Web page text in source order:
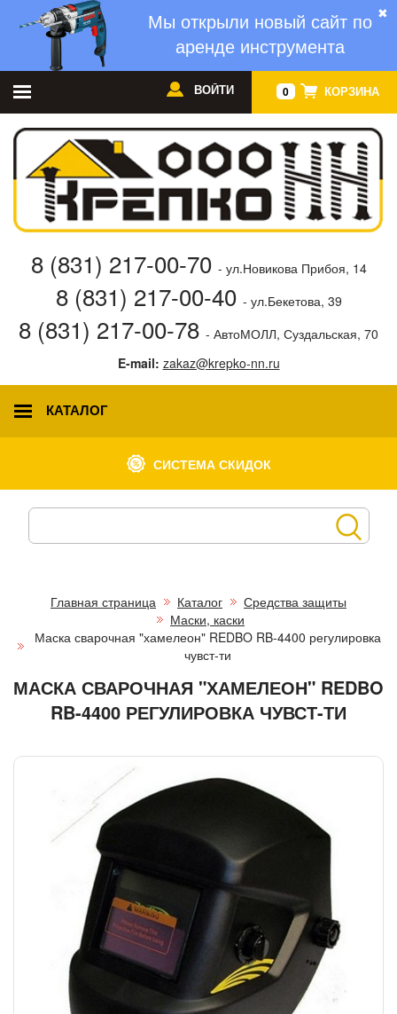
✖
Мы открыли новый сайт по
аренде инструмента
0 КОРЗИНА
ВОЙТИ
8 (831) 217-00-70 - ул.Новикова Прибоя, 14
8 (831) 217-00-40 - ул.Бекетова, 39
8 (831) 217-00-78 - АвтоМОЛЛ, Суздальская, 70
E-mail: zakaz@krepko-nn.ru
КАТАЛОГ
СИСТЕМА СКИДОК
Главная страница Каталог
Средства защиты
Маски, каски
Маска сварочная "хамелеон" REDBO RB-4400 регулировка
чувст-ти
МАСКА СВАРОЧНАЯ "ХАМЕЛЕОН" REDBO
RB-4400 РЕГУЛИРОВКА ЧУВСТ-ТИ